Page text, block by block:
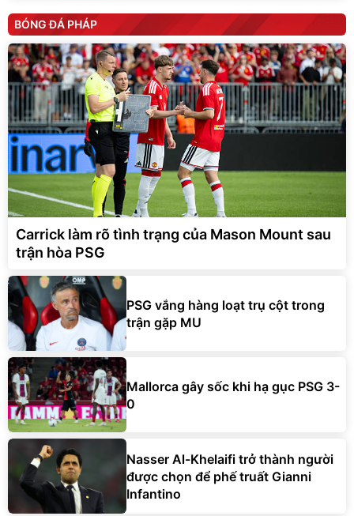
BÓNG ĐÁ PHÁP
Carrick làm rõ tình trạng của Mason Mount sau
trận hòa PSG
PSG vắng hàng loạt trụ cột trong
trận gặp MU
Mallorca gây sốc khi hạ gục PSG 3-
0
Nasser Al-Khelaifi trở thành người
được chọn để phế truất Gianni
Infantino